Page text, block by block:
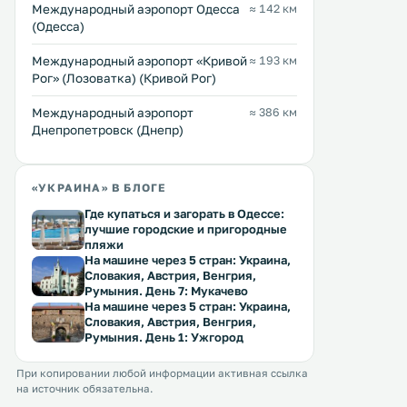
бесплатная частная парковка. .
окраине города
Международный аэропорт Одесса
(Одесса)
≈ 142 км
Международный аэропорт «Кривой
Рог» (Лозоватка) (Кривой Рог)
≈ 193 км
Международный аэропорт
Днепропетровск (Днепр)
≈ 386 км
«УКРАИНА» В БЛОГЕ
Где купаться и загорать в Одессе:
лучшие городские и пригородные
пляжи
На машине через 5 стран: Украина,
Словакия, Австрия, Венгрия,
Румыния. День 7: Мукачево
На машине через 5 стран: Украина,
Словакия, Австрия, Венгрия,
Румыния. День 1: Ужгород
При копировании любой информации активная ссылка
на источник обязательна.